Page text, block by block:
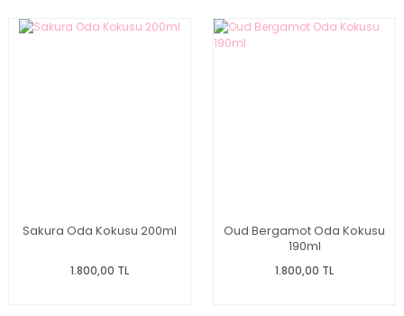
Sakura Oda Kokusu 200ml
1.800,00 TL
Oud Bergamot Oda Kokusu
190ml
1.800,00 TL